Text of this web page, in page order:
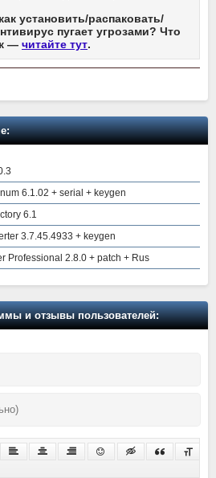
установить/распаковать/
пугает угрозами? Что
— читайте тут.
6.1.02 + serial + keygen
6.1
3.7.45.4933 + keygen
Professional 2.8.0 + patch + Rus
и отзывы пользователей: